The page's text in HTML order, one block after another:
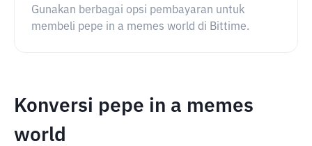
Gunakan berbagai opsi pembayaran untuk
membeli pepe in a memes world di Bittime.
Konversi pepe in a memes
world